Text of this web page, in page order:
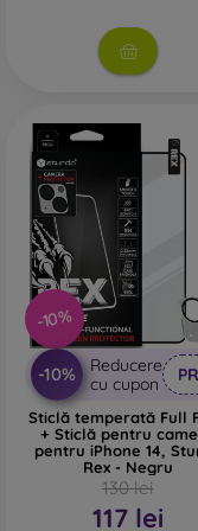
combinată cu
combinație cu o
de protecție.
protecție, asigură-
specific al
online FOON
protecție pentru
-10%
-10%
Reducere
cu cupon
Sticlă temperată Full
+ Sticlă pentru
pentru iPhone 14,
Rex - Negru
130 lei
117 lei